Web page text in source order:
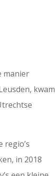
manier
kwam
regio’s
in 2018